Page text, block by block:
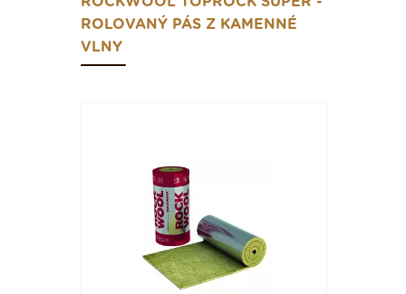
ROLOVANÝ PÁS Z KAMENNÉ
VLNY